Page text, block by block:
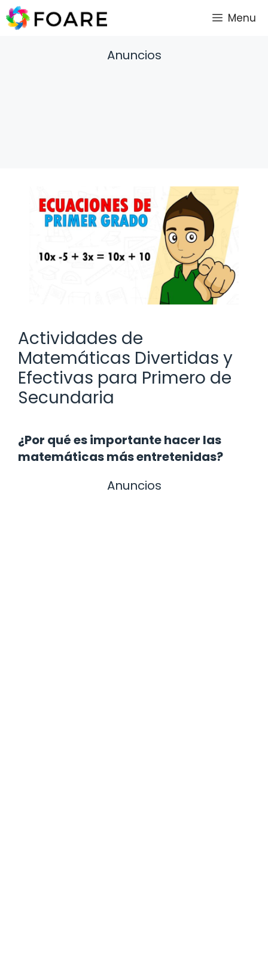
Saltar
al
Menu
Anuncios
Actividades de
Matemáticas Divertidas y
Efectivas para Primero de
Secundaria
¿Por qué es importante hacer las
matemáticas más entretenidas?
Anuncios